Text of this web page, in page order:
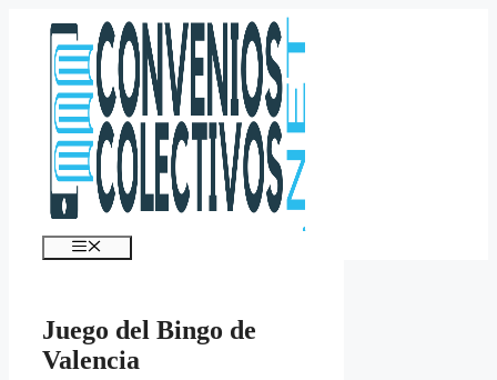
contenido
Menú
Juego del Bingo de
Valencia